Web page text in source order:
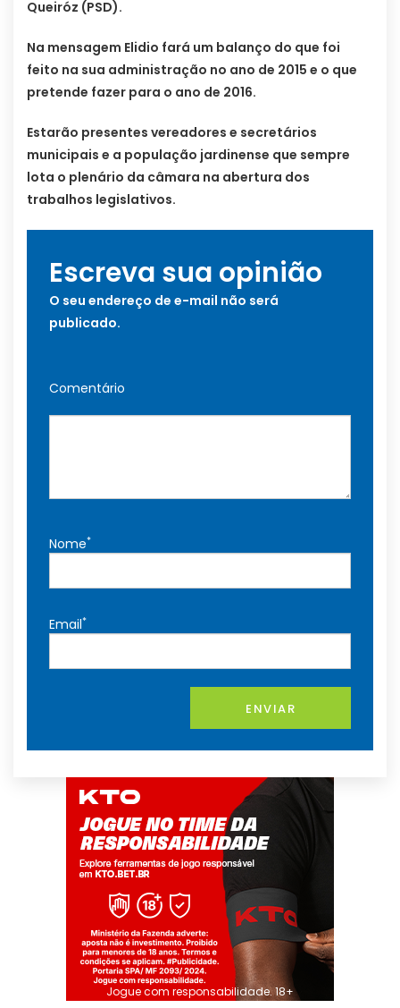
Queiróz (PSD).
Na mensagem Elidio fará um balanço do que foi
feito na sua administração no ano de 2015 e o que
pretende fazer para o ano de 2016.
Estarão presentes vereadores e secretários
municipais e a população jardinense que sempre
lota o plenário da câmara na abertura dos
trabalhos legislativos.
Escreva sua opinião
O seu endereço de e-mail não será
publicado.
Comentário
Nome*
Email*
ENVIAR
Jogue com responsabilidade. 18+